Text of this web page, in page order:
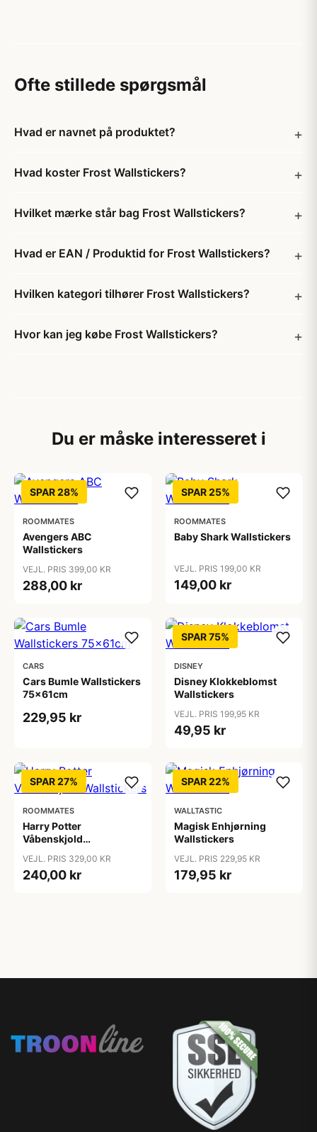
Ofte stillede spørgsmål
Hvad er navnet på produktet?
Hvad koster Frost Wallstickers?
Hvilket mærke står bag Frost Wallstickers?
Hvad er EAN / Produktid for Frost Wallstickers?
Hvilken kategori tilhører Frost Wallstickers?
Hvor kan jeg købe Frost Wallstickers?
Du er måske interesseret i
SPAR 28%
ROOMMATES
Avengers ABC
Wallstickers
VEJL. PRIS 399,00 KR
288,00 kr
SPAR 25%
ROOMMATES
Baby Shark Wallstickers
VEJL. PRIS 199,00 KR
149,00 kr
CARS
Cars Bumle Wallstickers
75x61cm
229,95 kr
SPAR 75%
DISNEY
Disney Klokkeblomst
Wallstickers
VEJL. PRIS 199,95 KR
49,95 kr
SPAR 27%
ROOMMATES
Harry Potter
Våbenskjold
VEJL. PRIS 329,00 KR
240,00 kr
SPAR 22%
WALLTASTIC
Magisk Enhjørning
Wallstickers
VEJL. PRIS 229,95 KR
179,95 kr